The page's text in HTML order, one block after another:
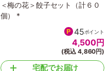
＜梅の花＞餃子セット（計６０
個） *
45ポイント
4,500円
(税込 4,860円)
宅配でお届け